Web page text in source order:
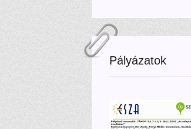
Pályázatok